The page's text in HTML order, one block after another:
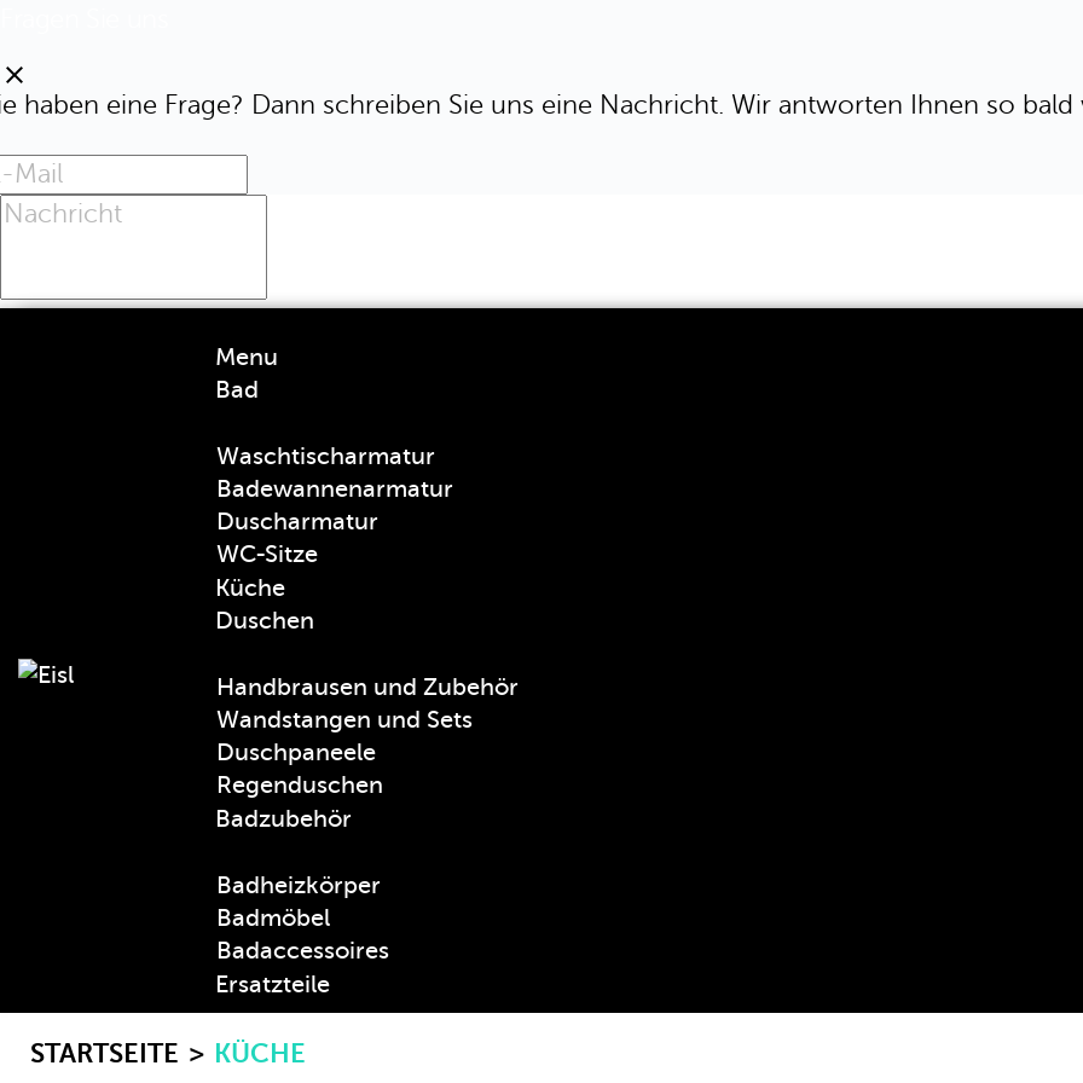
clear
haben eine Frage? Dann schreiben Sie uns eine Nachricht. Wir antworten Ihnen so
Menu
Bad
Waschtischarmatur
Badewannenarmatur
Duscharmatur
WC-Sitze
Küche
Duschen
Handbrausen und Zubehör
Wandstangen und Sets
Duschpaneele
Regenduschen
Badzubehör
Badheizkörper
Badmöbel
Badaccessoires
Ersatzteile
STARTSEITE KÜCHE